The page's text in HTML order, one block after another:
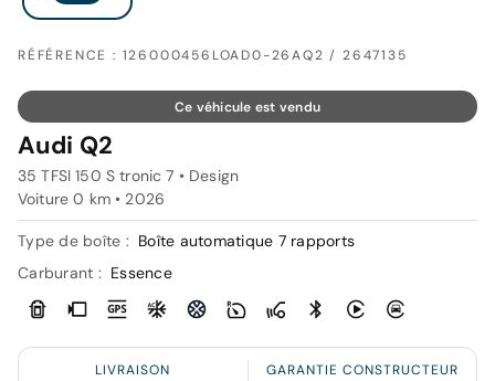
RÉFÉRENCE : 126000456LOAD0-26AQ2 / 2647135
Ce véhicule est vendu
Audi Q2
35 TFSI 150 S tronic 7 • Design
Voiture 0 km • 2026
Type de boîte : Boîte automatique 7 rapports
Carburant : Essence
LIVRAISON GARANTIE CONSTRUCTEUR